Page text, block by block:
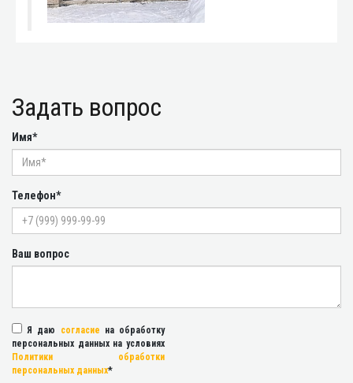
Задать вопрос
Имя*
Телефон*
Ваш вопрос
Я даю согласие на обработку
персональных данных на условиях
Политики обработки
персональных данных*